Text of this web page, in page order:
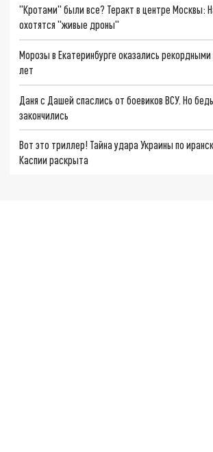
"Кротами" были все? Теракт в центре Москвы:
охотятся "живые дроны"
Морозы в Екатеринбурге оказались рекордными
лет
Даня с Дашей спаслись от боевиков ВСУ. Но
закончились
Вот это триллер! Тайна удара Украины по
Каспии раскрыта